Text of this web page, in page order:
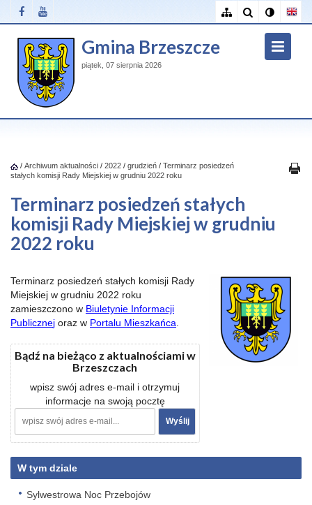
Gmina Brzeszcze
piątek, 07 sierpnia 2026
/ Archiwum aktualności / 2022 / grudzień / Terminarz posiedzeń
stałych komisji Rady Miejskiej w grudniu 2022 roku
Terminarz posiedzeń stałych
komisji Rady Miejskiej w grudniu
2022 roku
Terminarz posiedzeń stałych komisji Rady
Miejskiej w grudniu 2022 roku
zamieszczono w Biuletynie Informacji
Publicznej oraz w Portalu Mieszkańca
Bądź na bieżąco z aktualnościami w
Brzeszczach
wpisz swój adres e-mail i otrzymuj
informacje na swoją pocztę
W tym dziale
Sylwestrowa Noc Przebojów